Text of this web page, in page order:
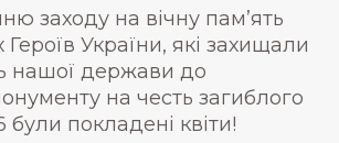
заходу на вічну пам’ять
України, які захищали
нашої держави до
на честь загиблого
були покладені квіти!